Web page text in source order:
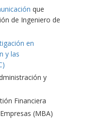
que
de Ingeniero de
en
y las
y
Financiera
(MBA)